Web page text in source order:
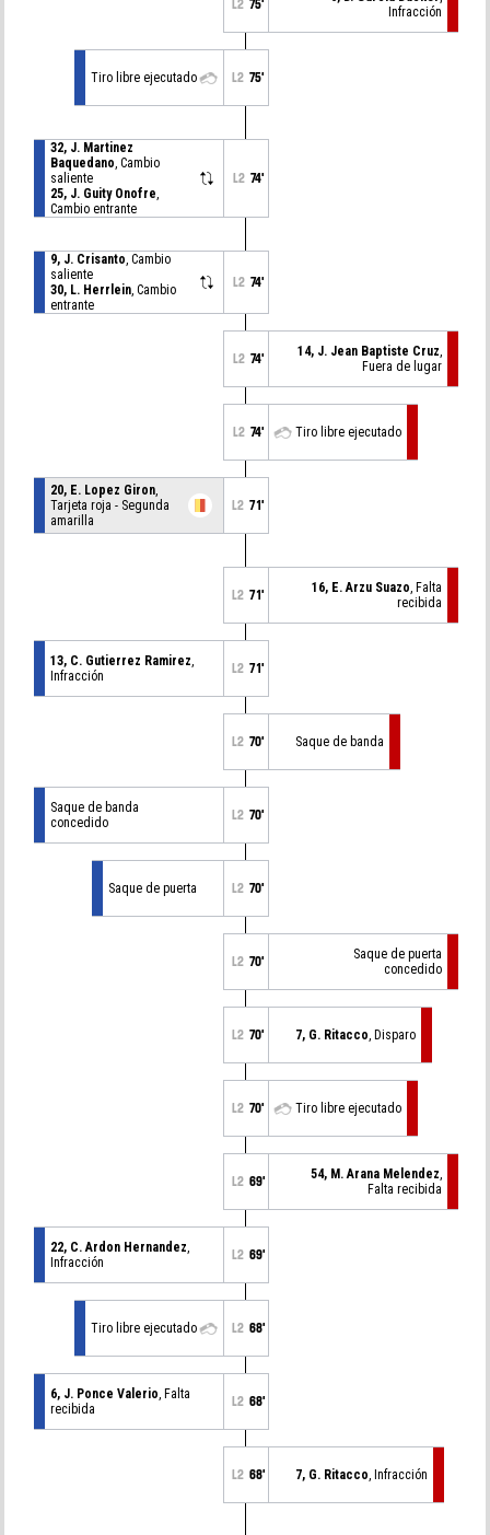
L2 75'
Infracción
Tiro libre ejecutado L2 75'
32, J. Martinez
Baquedano, Cambio
saliente
25, J. Guity Onofre,
Cambio entrante
L2 74'
9, J. Crisanto, Cambio
saliente
30, L. Herrlein, Cambio
entrante
L2 74'
L2 74' 14, J. Jean Baptiste Cruz,
Fuera de lugar
L2 74' Tiro libre ejecutado
20, E. Lopez Giron,
Tarjeta roja - Segunda
amarilla
L2 71'
L2 71' 16, E. Arzu Suazo, Falta
recibida
13, C. Gutierrez Ramirez,
Infracción
L2 71'
L2 70' Saque de banda
Saque de banda
concedido
L2 70'
Saque de puerta L2 70'
L2 70'
Saque de puerta
concedido
L2 70' 7, G. Ritacco, Disparo
L2 70' Tiro libre ejecutado
L2 69' 54, M. Arana Melendez,
Falta recibida
22, C. Ardon Hernandez,
Infracción
L2 69'
Tiro libre ejecutado L2 68'
6, J. Ponce Valerio, Falta
recibida
L2 68'
L2 68' 7, G. Ritacco, Infracción